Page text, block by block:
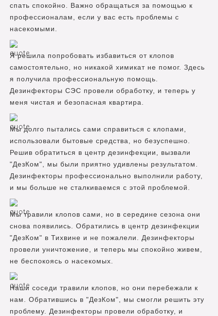
спать спокойно. Важно обращаться за помощью к
профессионалам, если у вас есть проблемы с
насекомыми.
Я решила попробовать избавиться от клопов
самостоятельно, но никакой химикат не помог. Здесь
я получила профессиональную помощь.
Дезинфекторы СЭС провели обработку, и теперь у
меня чистая и безопасная квартира.
Мы долго пытались сами справиться с клопами,
использовали бытовые средства, но безуспешно.
Решив обратиться в центр дезинфекции, вызвали
"ДезКом", мы были приятно удивлены результатом.
Дезинфекторы профессионально выполнили работу,
и мы больше не сталкиваемся с этой проблемой.
Мы травили клопов сами, но в середине сезона они
снова появились. Обратились в центр дезинфекции
"ДезКом" в Тихвине и не пожалели. Дезинфекторы
провели уничтожение, и теперь мы спокойно живем,
не беспокоясь о насекомых.
Наши соседи травили клопов, но они перебежали к
нам. Обратившись в "ДезКом", мы смогли решить эту
проблему. Дезинфекторы провели обработку, и